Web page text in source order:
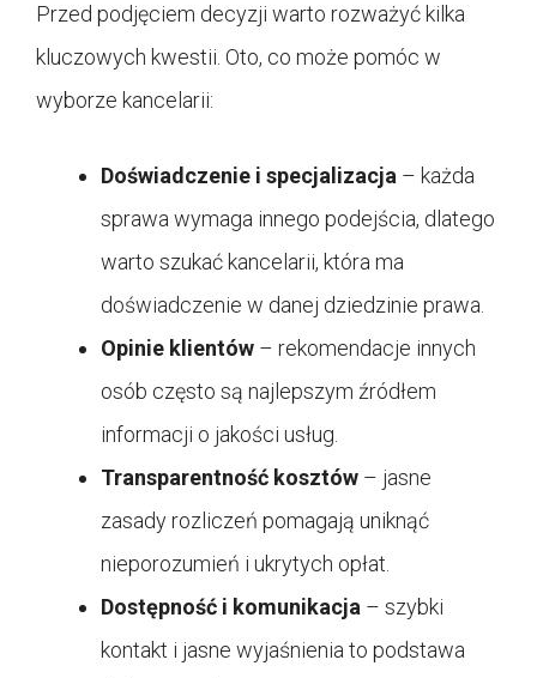
Przed podjęciem decyzji warto rozważyć kilka
kluczowych kwestii. Oto, co może pomóc w
wyborze kancelarii:
Doświadczenie i specjalizacja – każda
sprawa wymaga innego podejścia, dlatego
warto szukać kancelarii, która ma
doświadczenie w danej dziedzinie prawa.
Opinie klientów – rekomendacje innych
osób często są najlepszym źródłem
informacji o jakości usług.
Transparentność kosztów – jasne
zasady rozliczeń pomagają uniknąć
nieporozumień i ukrytych opłat.
Dostępność i komunikacja – szybki
kontakt i jasne wyjaśnienia to podstawa